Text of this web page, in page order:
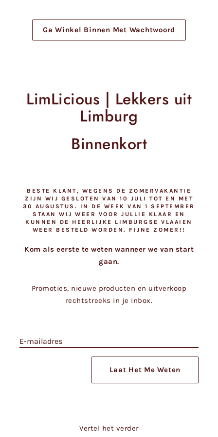
Ga Winkel Binnen Met Wachtwoord
LimLicious | Lekkers uit
Limburg
Binnenkort
BESTE KLANT, WEGENS DE ZOMERVAKANTIE
ZIJN WIJ GESLOTEN VAN 10 JULI TOT EN MET
30 AUGUSTUS. IN DE WEEK VAN 1 SEPTEMBER
STAAN WIJ WEER VOOR JULLIE KLAAR EN
KUNNEN DE HEERLIJKE LIMBURGSE VLAAIEN
WEER BESTELD WORDEN. FIJNE ZOMER!!
Kom als eerste te weten wanneer we van start
gaan.
Promoties, nieuwe producten en uitverkoop
rechtstreeks in je inbox.
E-mailadres
Laat Het Me Weten
Vertel het verder